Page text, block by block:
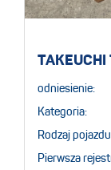
odniesienie:
Kategoria:
Rodzaj
Pierwsza